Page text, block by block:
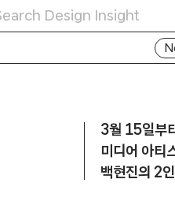
3월 15일부
미디어 아티
백현진의 2